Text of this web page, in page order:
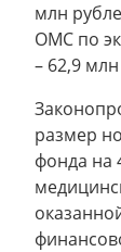
млн
ОМС по
– 62,9
размер
фонда на